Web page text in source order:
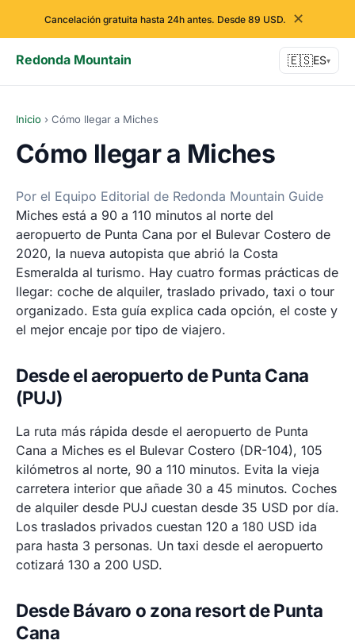
Cancelación gratuita hasta 24h antes. Desde 89 USD. ✕
Redonda Mountain 🇪🇸ES▾
Inicio › Cómo llegar a Miches
Cómo llegar a Miches
Por el Equipo Editorial de Redonda Mountain Guide
Miches está a 90 a 110 minutos al norte del
aeropuerto de Punta Cana por el Bulevar Costero de
2020, la nueva autopista que abrió la Costa
Esmeralda al turismo. Hay cuatro formas prácticas de
llegar: coche de alquiler, traslado privado, taxi o tour
organizado. Esta guía explica cada opción, el coste y
el mejor encaje por tipo de viajero.
Desde el aeropuerto de Punta Cana
(PUJ)
La ruta más rápida desde el aeropuerto de Punta
Cana a Miches es el Bulevar Costero (DR-104), 105
kilómetros al norte, 90 a 110 minutos. Evita la vieja
carretera interior que añade 30 a 45 minutos. Coches
de alquiler desde PUJ cuestan desde 35 USD por día.
Los traslados privados cuestan 120 a 180 USD ida
para hasta 3 personas. Un taxi desde el aeropuerto
cotizará 130 a 200 USD.
Desde Bávaro o zona resort de Punta
Cana